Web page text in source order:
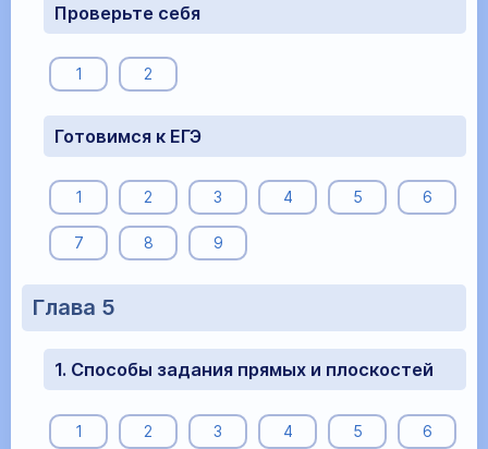
Проверьте себя
1 2
Готовимся к ЕГЭ
1 2 3 4 5 6
7 8 9
Глава 5
1. Способы задания прямых и плоскостей
1 2 3 4 5 6